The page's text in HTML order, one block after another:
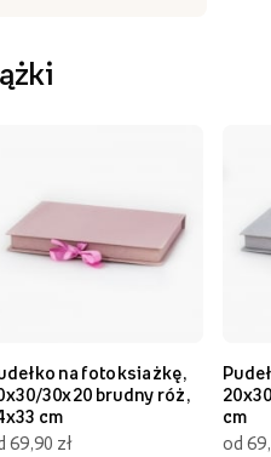
na fotoksiażkę,
30x20 brudny róż,
cm
69,90 zł
cm
od